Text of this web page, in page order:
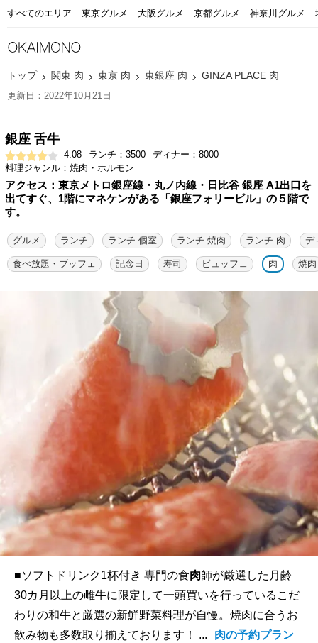
すべてのエリア 東京グルメ 大阪グルメ 京都グルメ 神奈川グルメ
トップ 関東 肉 東京 肉 東銀座 肉 GINZA PLACE 肉
更新日：2022年10月21日
銀座 舌牛
4.08 ランチ：3500
ディナー：8000
料理ジャンル：焼肉・ホルモン
アクセス：東京メトロ銀座線・丸ノ内線・日比谷 銀座 A1出口を
出てすぐ、1階にマネケンがある「銀座フォリービル」の５階で
す。
グルメ ランチ ランチ 個室 ランチ 焼肉 ランチ 肉 デ
食べ放題・ブッフェ 記念日 寿司 ビュッフェ 肉 焼肉
■ソフトドリンク1杯付き 専門の食肉師が厳選した月齢
30カ月以上の雌牛に限定して一頭買いを行っているこだ
わりの和牛と厳選の新鮮野菜料理が自慢。焼肉に合うお
飲み物も多数取り揃えております！ ...
肉の予約プラン